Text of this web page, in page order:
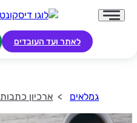
לאתר ועד העובדים
גמלאים ארכיון כתבות